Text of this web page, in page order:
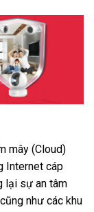
mây (Cloud)
Internet cáp
lại sự an tâm
như các khu